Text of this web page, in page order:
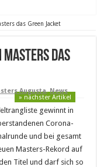
das Green Jacket
Masters das
Augusta,News
» nächster Artikel
gewinnt in
Corona-
und bei gesamt
Masters-Rekord auf
Titel und darf sich so